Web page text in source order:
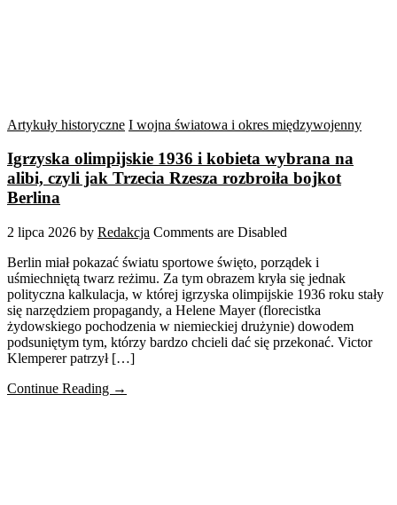
Artykuły historyczne I wojna światowa i okres międzywojenny
Igrzyska olimpijskie 1936 i kobieta wybrana na
alibi, czyli jak Trzecia Rzesza rozbroiła bojkot
Berlina
2 lipca 2026 by Redakcja Comments are Disabled
Berlin miał pokazać światu sportowe święto, porządek i
uśmiechniętą twarz reżimu. Za tym obrazem kryła się jednak
polityczna kalkulacja, w której igrzyska olimpijskie 1936 roku stały
się narzędziem propagandy, a Helene Mayer (florecistka
żydowskiego pochodzenia w niemieckiej drużynie) dowodem
podsuniętym tym, którzy bardzo chcieli dać się przekonać. Victor
Klemperer patrzył […]
Continue Reading →